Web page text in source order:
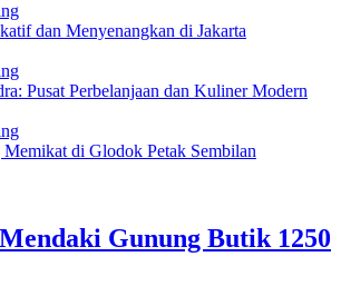
dan Menyenangkan di Jakarta
Pusat Perbelanjaan dan Kuliner Modern
di Glodok Petak Sembilan
Gunung Butik 1250